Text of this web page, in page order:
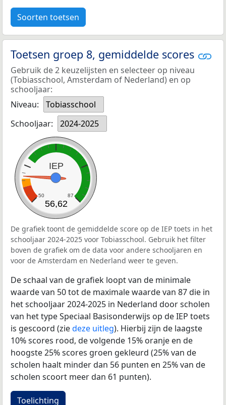
Soorten toetsen
Toetsen groep 8, gemiddelde scores
Gebruik de 2 keuzelijsten en selecteer op niveau
(Tobiasschool, Amsterdam of Nederland) en op
schooljaar:
Niveau:
Tobiasschool
Schooljaar:
2024-2025
IEP
50 87
56,62
De grafiek toont de gemiddelde score op de IEP toets in het
schooljaar 2024-2025 voor Tobiasschool. Gebruik het filter
boven de grafiek om de data voor andere schooljaren en
voor de Amsterdam en Nederland weer te geven.
De schaal van de grafiek loopt van de minimale
waarde van 50 tot de maximale waarde van 87 die in
het schooljaar 2024-2025 in Nederland door scholen
van het type Speciaal Basisonderwijs op de IEP toets
is gescoord (ziedeze uitleg). Hierbij zijn de laagste
10% scores rood, de volgende 15% oranje en de
hoogste 25% scores groen gekleurd (25% van de
scholen haalt minder dan 56 punten en 25% van de
scholen scoort meer dan 61 punten).
Toelichting